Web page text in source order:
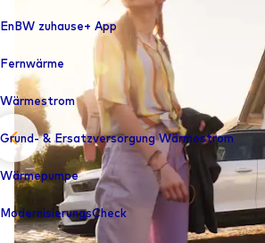
EnBW zuhause+ App
Fernwärme
Wärmestrom
Grund- & Ersatzversorgung Wärmestrom
Wärmepumpe
ModernisierungsCheck